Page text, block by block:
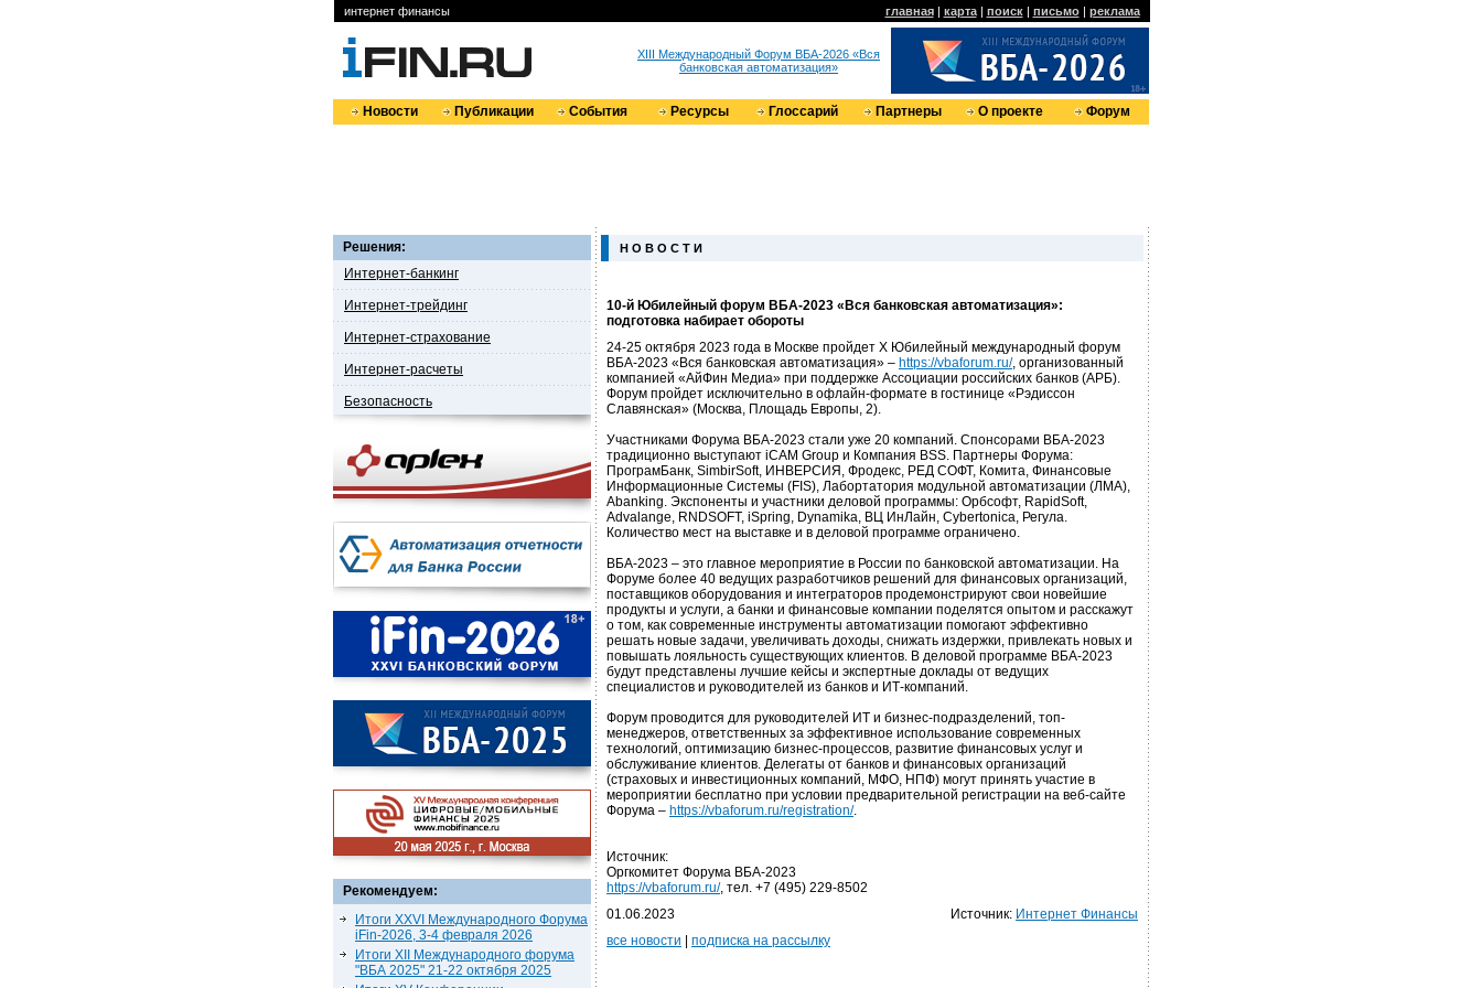
интернет финансы главная| карта| поиск| письмо| реклама
XIII Международный Форум ВБА-2026 «Вся
банковская автоматизация»
Новости Публикации События Ресурсы Глоссарий Партнеры О проекте Форум
Решения:
Интернет-банкинг
Интернет-трейдинг
Интернет-страхование
Интернет-расчеты
Безопасность
Рекомендуем:
Итоги XXVI Международного Форума
iFin-2026, 3-4 февраля 2026
Итоги XII Международного форума
"ВБА 2025" 21-22 октября 2025
Н О В О С Т И
10-й Юбилейный форум ВБА-2023 «Вся банковская автоматизация»:
подготовка набирает обороты
24-25 октября 2023 года в Москве пройдет X Юбилейный международный форум
ВБА-2023 «Вся банковская автоматизация» – https://vbaforum.ru/, организованный
компанией «АйФин Медиа» при поддержке Ассоциации российских банков (АРБ).
Форум пройдет исключительно в офлайн-формате в гостинице «Рэдиссон
Славянская» (Москва, Площадь Европы, 2).
Участниками Форума ВБА-2023 стали уже 20 компаний. Спонсорами ВБА-2023
традиционно выступают iCAM Group и Компания BSS. Партнеры Форума:
ПрограмБанк, SimbirSoft, ИНВЕРСИЯ, Фродекс, РЕД СОФТ, Комита, Финансовые
Информационные Системы (FIS), Лабортатория модульной автоматизации (ЛМА),
Abanking. Экспоненты и участники деловой программы: Орбсофт, RapidSoft,
Advalange, RNDSOFT, iSpring, Dynamika, ВЦ ИнЛайн, Cybertonica, Регула.
Количество мест на выставке и в деловой программе ограничено.
ВБА-2023 – это главное мероприятие в России по банковской автоматизации. На
Форуме более 40 ведущих разработчиков решений для финансовых организаций,
поставщиков оборудования и интеграторов продемонстрируют свои новейшие
продукты и услуги, а банки и финансовые компании поделятся опытом и расскажут
о том, как современные инструменты автоматизации помогают эффективно
решать новые задачи, увеличивать доходы, снижать издержки, привлекать новых и
повышать лояльность существующих клиентов. В деловой программе ВБА-2023
будут представлены лучшие кейсы и экспертные доклады от ведущих
специалистов и руководителей из банков и ИТ-компаний.
Форум проводится для руководителей ИТ и бизнес-подразделений, топ-
менеджеров, ответственных за эффективное использование современных
технологий, оптимизацию бизнес-процессов, развитие финансовых услуг и
обслуживание клиентов. Делегаты от банков и финансовых организаций
(страховых и инвестиционных компаний, МФО, НПФ) могут принять участие в
мероприятии бесплатно при условии предварительной регистрации на веб-сайте
Форума – https://vbaforum.ru/registration/.
Источник:
Оргкомитет Форума ВБА-2023
https://vbaforum.ru/, тел. +7 (495) 229-8502
01.06.2023
Источник: Интернет Финансы
все новости
подписка на рассылку